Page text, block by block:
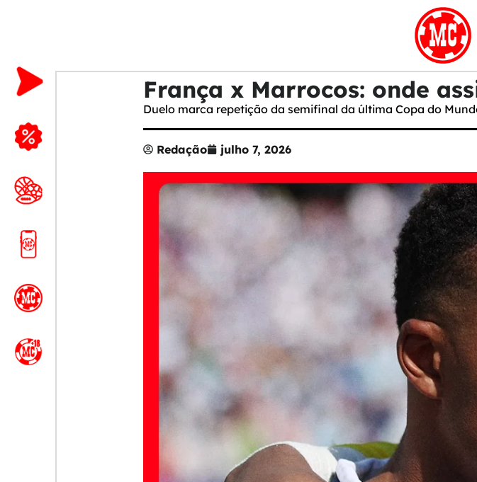
França x Marrocos: onde
Duelo marca repetição da semifinal da última Copa do
Redação julho 7, 2026